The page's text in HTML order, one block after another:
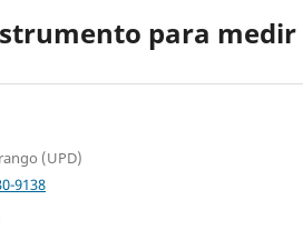
para
(UPD)
9138